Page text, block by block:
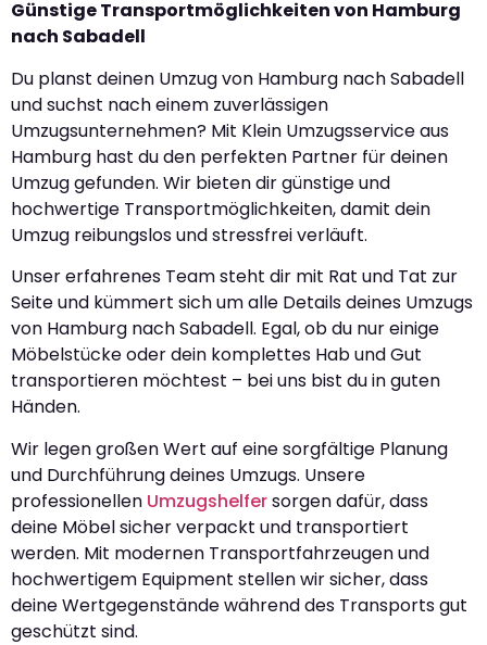
Günstige Transportmöglichkeiten von Hamburg
nach Sabadell
Du planst deinen Umzug von Hamburg nach Sabadell
und suchst nach einem zuverlässigen
Umzugsunternehmen? Mit Klein Umzugsservice aus
Hamburg hast du den perfekten Partner für deinen
Umzug gefunden. Wir bieten dir günstige und
hochwertige Transportmöglichkeiten, damit dein
Umzug reibungslos und stressfrei verläuft.
Unser erfahrenes Team steht dir mit Rat und Tat zur
Seite und kümmert sich um alle Details deines Umzugs
von Hamburg nach Sabadell. Egal, ob du nur einige
Möbelstücke oder dein komplettes Hab und Gut
transportieren möchtest – bei uns bist du in guten
Händen.
Wir legen großen Wert auf eine sorgfältige Planung
und Durchführung deines Umzugs. Unsere
professionellen Umzugshelfersorgen dafür, dass
deine Möbel sicher verpackt und transportiert
werden. Mit modernen Transportfahrzeugen und
hochwertigem Equipment stellen wir sicher, dass
deine Wertgegenstände während des Transports gut
geschützt sind.